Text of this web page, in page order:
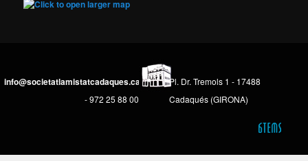
info@societatlamistatcadaques.cat
- 972 25 88 00
Pl. Dr. Tremols 1 - 17488
Cadaqués (GIRONA)